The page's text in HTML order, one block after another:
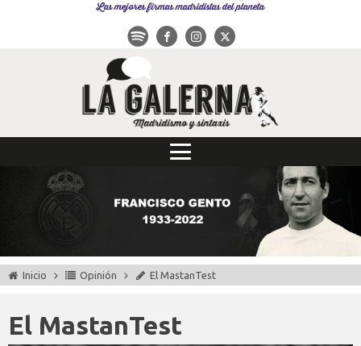
Las mejores firmas madridistas del planeta
Inicio Opinión El MastanTest
El MastanTest